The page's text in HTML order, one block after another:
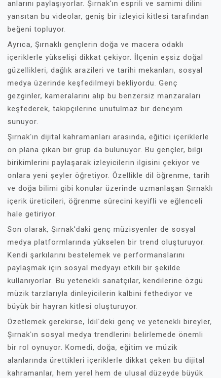
anlarını paylaşıyorlar. Şırnak'ın esprili ve samimi dilini
yansıtan bu videolar, geniş bir izleyici kitlesi tarafından
beğeni topluyor.
Ayrıca, Şırnaklı gençlerin doğa ve macera odaklı
içeriklerle yükselişi dikkat çekiyor. İlçenin eşsiz doğal
güzellikleri, dağlık arazileri ve tarihi mekanları, sosyal
medya üzerinde keşfedilmeyi bekliyordu. Genç
gezginler, kameralarını alıp bu benzersiz manzaraları
keşfederek, takipçilerine unutulmaz bir deneyim
sunuyor.
Şırnak'ın dijital kahramanları arasında, eğitici içeriklerle
ön plana çıkan bir grup da bulunuyor. Bu gençler, bilgi
birikimlerini paylaşarak izleyicilerin ilgisini çekiyor ve
onlara yeni şeyler öğretiyor. Özellikle dil öğrenme, tarih
ve doğa bilimi gibi konular üzerinde uzmanlaşan Şırnaklı
içerik üreticileri, öğrenme sürecini keyifli ve eğlenceli
hale getiriyor.
Son olarak, Şırnak'daki genç müzisyenler de sosyal
medya platformlarında yükselen bir trend oluşturuyor.
Kendi şarkılarını bestelemek ve performanslarını
paylaşmak için sosyal medyayı etkili bir şekilde
kullanıyorlar. Bu yetenekli sanatçılar, kendilerine özgü
müzik tarzlarıyla dinleyicilerin kalbini fethediyor ve
büyük bir hayran kitlesi oluşturuyor.
Özetlemek gerekirse, İdil'deki genç ve yetenekli bireyler,
Şırnak'ın sosyal medya trendlerini belirlemede önemli
bir rol oynuyor. Komedi, doğa, eğitim ve müzik
alanlarında ürettikleri içeriklerle dikkat çeken bu dijital
kahramanlar, hem yerel hem de ulusal düzeyde büyük